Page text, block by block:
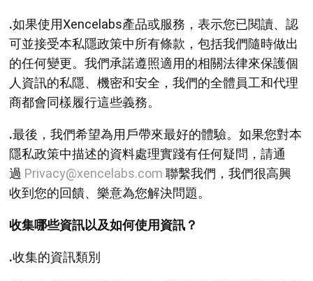
.如果使用Xencelabs產品或服務，表示您已閱讀、認
可並接受本私隱政策中所有條款，包括我們隨時做出
的任何變更。我們承諾遵照適用的相關法律來保護個
人資訊的私隱、機密和安全，我們的全體員工和代理
商都會同樣履行這些義務。
.最後，我們希望為用戶帶來最好的體驗。如果您對本
隱私政策中描述的資料處理實踐有任何疑問，請通
過 Privacy@xencelabs.com 聯繫我們，我們很高興
收到您的回饋、樂意為您解決問題。
收集哪些資訊以及如何使用資訊？
.收集的資訊類別